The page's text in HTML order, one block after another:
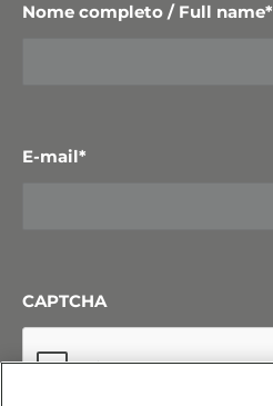
Nome completo / Full name*
E-mail*
CAPTCHA